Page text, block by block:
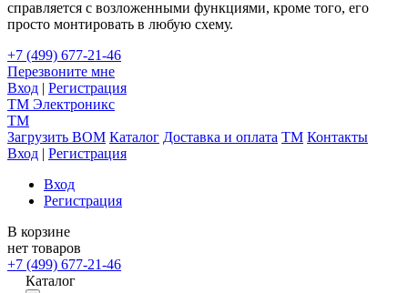
справляется с возложенными функциями, кроме того, его
просто монтировать в любую схему.
+7 (499) 677-21-46
Перезвоните мне
Вход | Регистрация
TM Электроникс
TM
Загрузить BOM Каталог Доставка и оплата TM Контакты
Вход | Регистрация
Вход
Регистрация
В корзине
нет товаров
+7 (499) 677-21-46
Каталог